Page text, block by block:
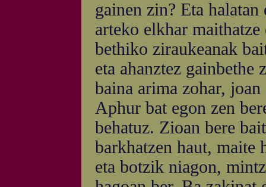
gainen zin? Eta
arteko elkhar
bethiko ziraukeanak
eta ahanztez
baina arima zohar, joan
Aphur bat egon zen
behatuz. Zioan bere
barkhatzen haut, maite
eta botzik niagon,